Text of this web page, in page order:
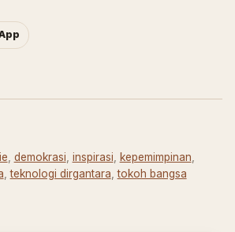
, demokrasi, inspirasi, kepemimpinan,
,teknologi dirgantara,tokoh bangsa